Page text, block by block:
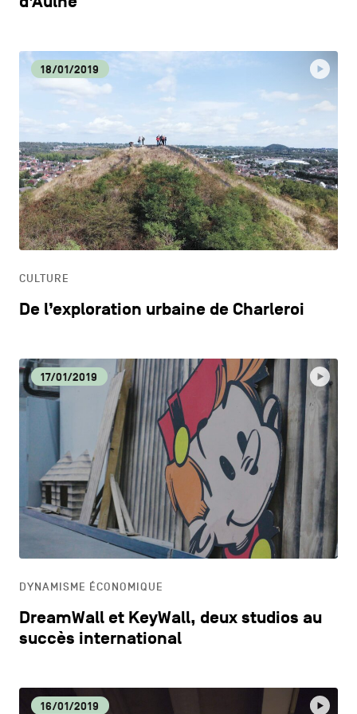
18/01/2019
CULTURE
De l’exploration urbaine de Charleroi
17/01/2019
DYNAMISME ÉCONOMIQUE
DreamWall et KeyWall, deux studios au
succès international
16/01/2019